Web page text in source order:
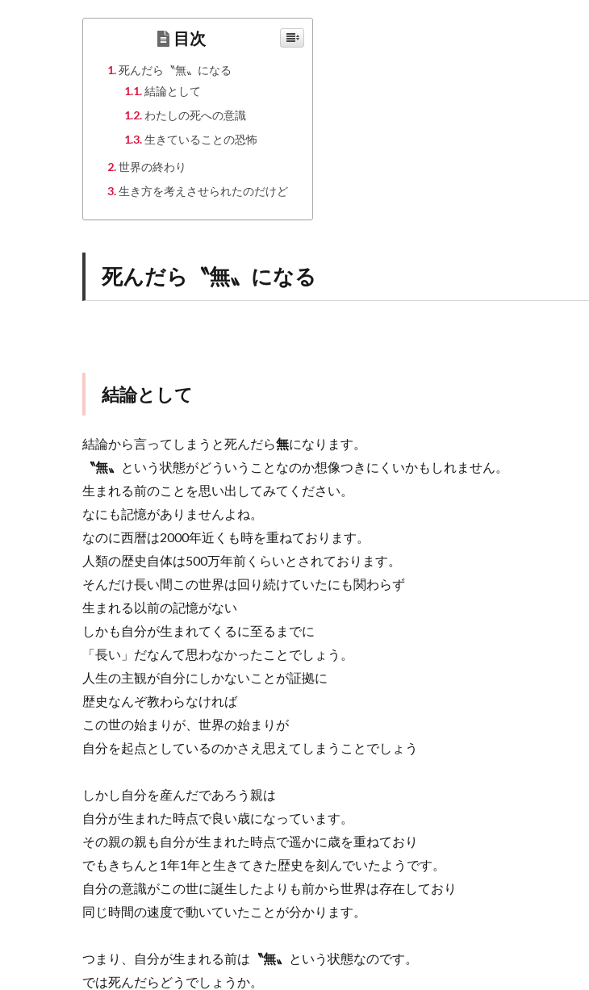
目次
死んだら〝無〟になる
結論として
わたしの死への意識
生きていることの恐怖
世界の終わり
生き方を考えさせられたのだけど
死んだら〝無〟になる
結論として
結論から言ってしまうと死んだら無になります。
〝無〟
という状態がどういうことなのか想像つきにくいかもしれません。
生まれる前のことを思い出してみてください。
なにも記憶がありませんよね。
なのに西暦は2000年近くも時を重ねております。
人類の歴史自体は500万年前くらいとされております。
そんだけ長い間この世界は回り続けていたにも関わらず
生まれる以前の記憶がない
しかも自分が生まれてくるに至るまでに
「長い」だなんて思わなかったことでしょう。
人生の主観が自分にしかないことが証拠に
歴史なんぞ教わらなければ
この世の始まりが、世界の始まりが
自分を起点としているのかさえ思えてしまうことでしょう
しかし自分を産んだであろう親は
自分が生まれた時点で良い歳になっています。
その親の親も自分が生まれた時点で遥かに歳を重ねており
でもきちんと1年1年と生きてきた歴史を刻んでいたようです。
自分の意識がこの世に誕生したよりも前から世界は存在しており
同じ時間の速度で動いていたことが分かります。
つまり、自分が生まれる前は 〝無〟
という状態なのです。
では死んだらどうでしょうか。